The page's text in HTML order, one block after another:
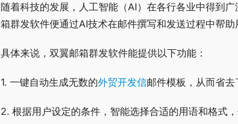
随着科技的发展，人工智能（AI）在各行各业中得到
箱群发软件便通过AI技术在邮件撰写和发送过程中帮助
具体来说，双翼邮箱群发软件能提供以下功能：
1. 一键自动生成无数的外贸开发信邮件模板，从而省去
2. 根据用户设定的条件，智能选择合适的用语和格式